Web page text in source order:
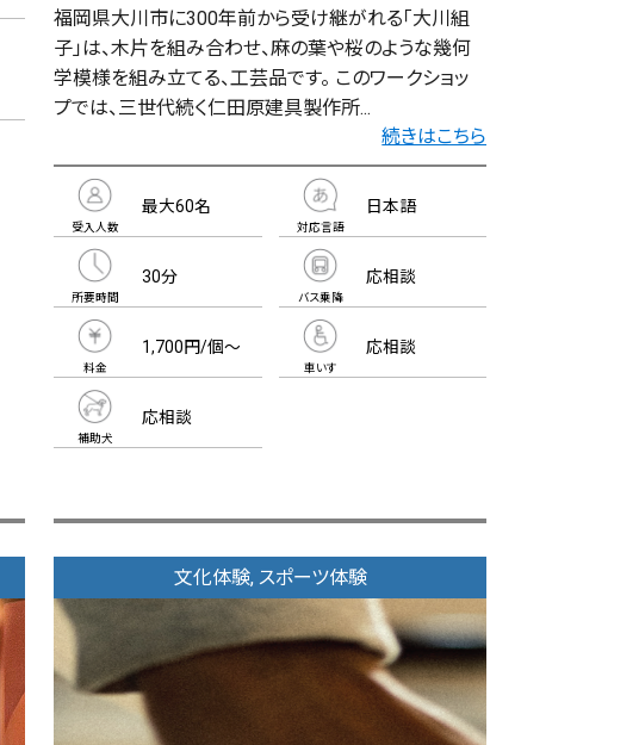
福岡県大川市に300年前から受け継がれる「大川組
子」は、木片を組み合わせ、麻の葉や桜のような幾何
学模様を組み立てる、工芸品です。 このワークショッ
プでは、三世代続く仁田原建具製作所...
続きはこちら
受入人数
最大60名
対応言語
日本語
所要時間
30分
バス乗降
応相談
料金
1,700円/個～
車いす
応相談
補助犬
応相談
文化体験, スポーツ体験